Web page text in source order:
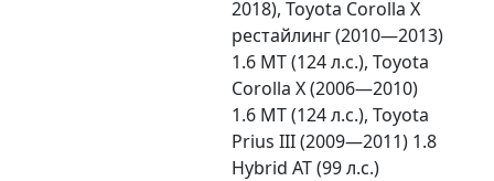
2018), Toyota Corolla X
рестайлинг (2010—2013)
1.6 MT (124 л.с.), Toyota
Corolla X (2006—2010)
1.6 MT (124 л.с.), Toyota
Prius III (2009—2011) 1.8
Hybrid AT (99 л.с.)